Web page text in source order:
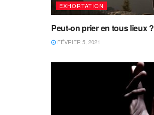
EXHORTATION
Peut-on prier en tous lieux ?
FÉVRIER 5, 2021